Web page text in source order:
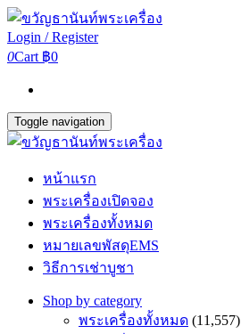
Login / Register
0Cart ฿0
Toggle navigation
หน้าแรก
พระเครื่องเปิดจอง
พระเครื่องทั้งหมด
หมายเลขพัสดุEMS
วิธีการเช่าบูชา
Shop by category
พระเครื่องทั้งหมด (11,557)